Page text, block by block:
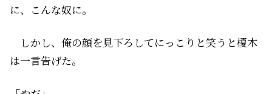
に、こんな奴に――。
しかし、俺の顔を見下ろしてにっこりと笑うと榎木
は一言告げた。